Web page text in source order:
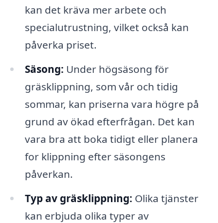
kan det kräva mer arbete och
specialutrustning, vilket också kan
påverka priset.
Säsong: Under högsäsong för
gräsklippning, som vår och tidig
sommar, kan priserna vara högre på
grund av ökad efterfrågan. Det kan
vara bra att boka tidigt eller planera
for klippning efter säsongens
påverkan.
Typ av gräsklippning: Olika tjänster
kan erbjuda olika typer av